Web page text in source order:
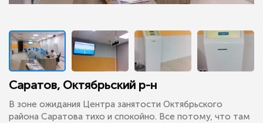
Саратов, Октябрьский р-н
В зоне ожидания Центра занятости Октябрьского
района Саратова тихо и спокойно. Все потому, что там